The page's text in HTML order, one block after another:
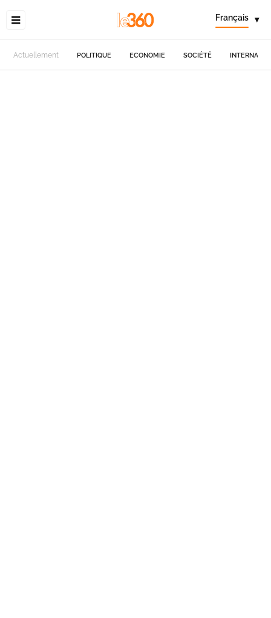
Français ▾
Actuellement POLITIQUE ECONOMIE SOCIÉTÉ